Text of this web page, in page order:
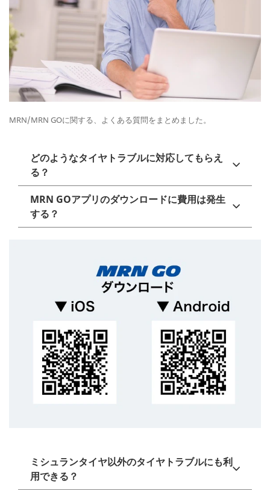
MRN/MRN GOに関する、よくある質問をまとめました。
どのようなタイヤトラブルに対応してもらえ
る？
MRN GOアプリのダウンロードに費用は発生
する？
ミシュランタイヤ以外のタイヤトラブルにも利
用できる？